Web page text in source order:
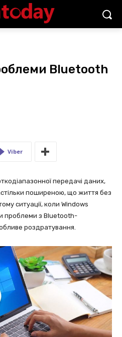
Bluetooth
Viber
передачі даних,
поширеною, що життя без
ситуації, коли Windows
проблеми з Bluetooth-
роздратування.